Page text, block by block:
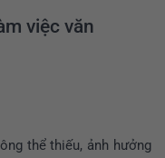
việc văn
thể thiếu, ảnh hưởng